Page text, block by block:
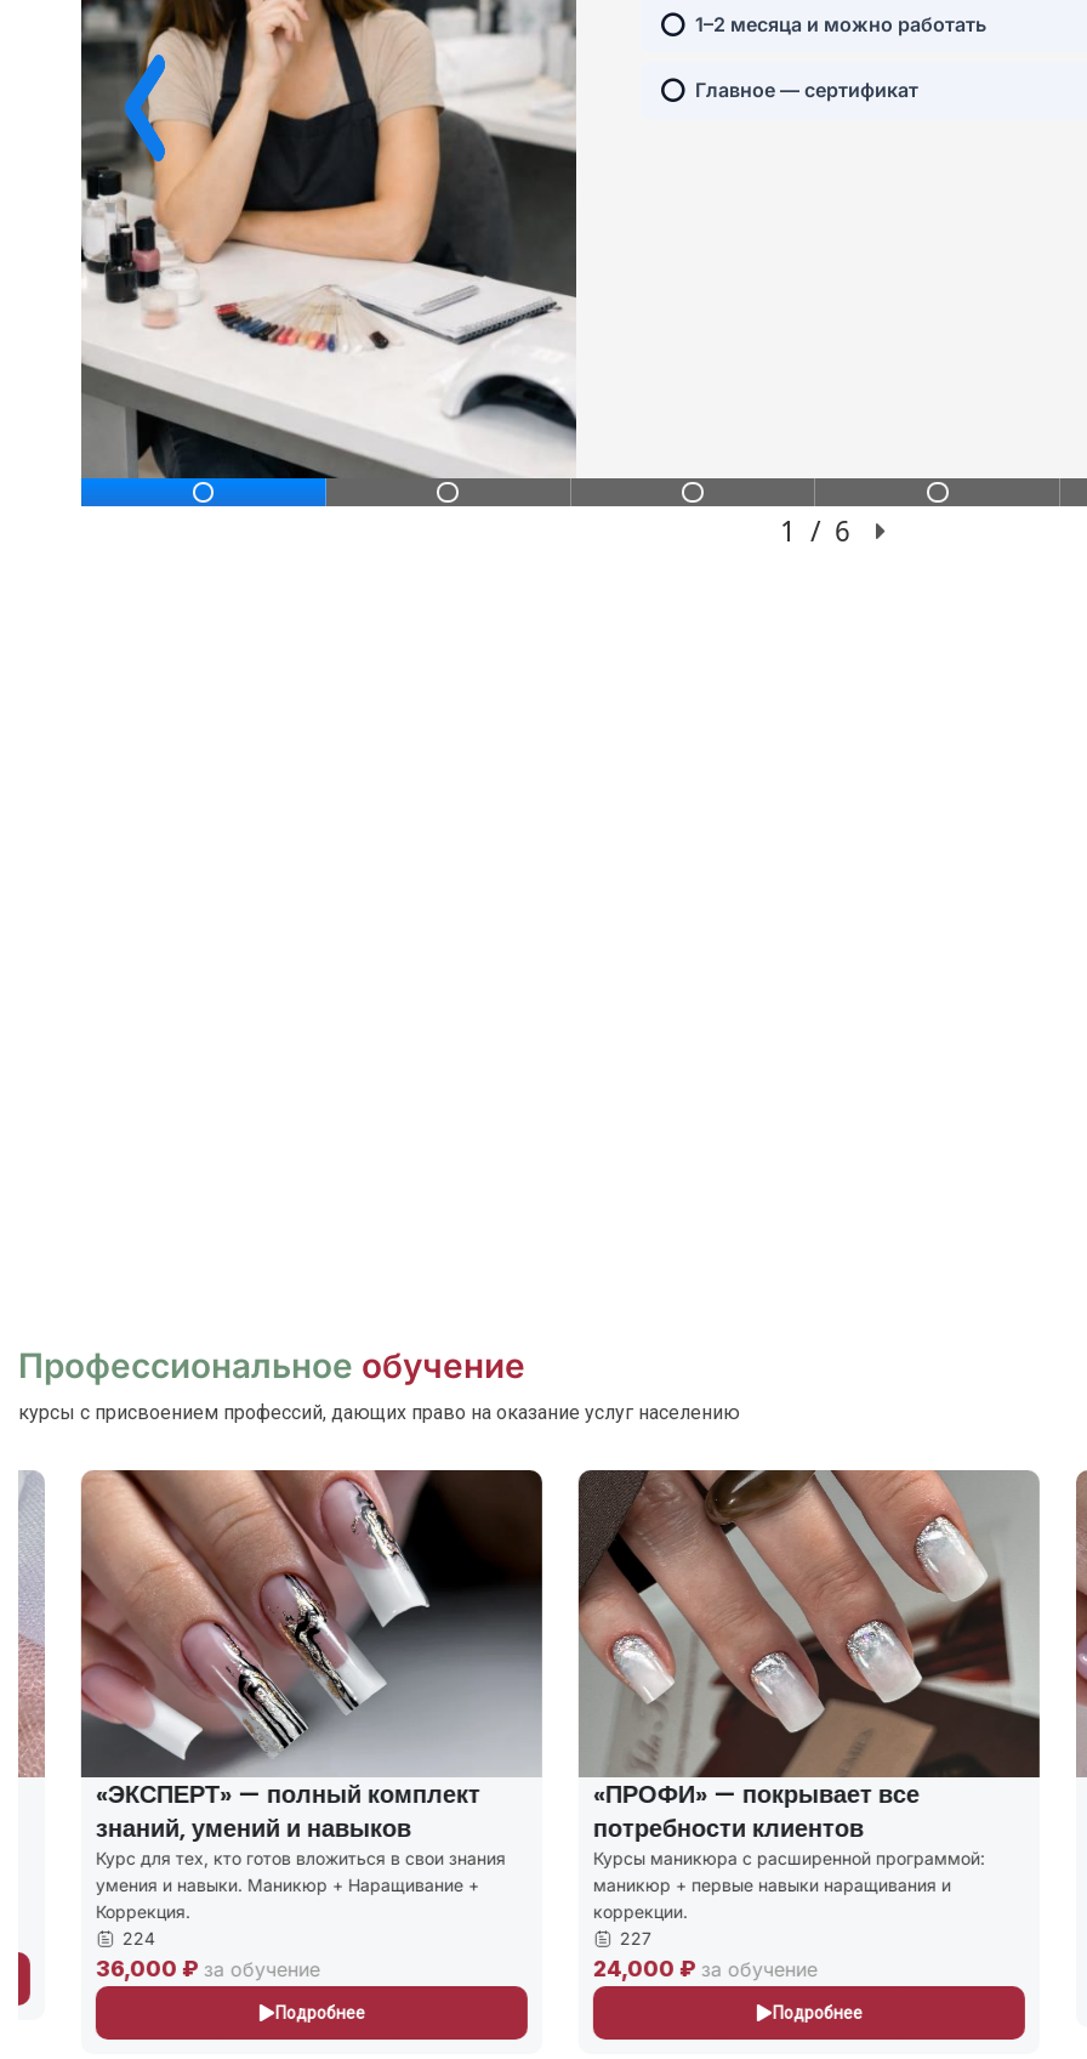
Профессиональное обучение
курсы с присвоением профессий, дающих право на оказание услуг населению
«ЭКСПЕРТ» — полный комплект
знаний, умений и навыков
Курс для тех, кто готов вложиться в свои знания
умения и навыки. Маникюр + Наращивание +
Коррекция.
36,000 ₽ за обучение
Подробнее
«ПРОФИ» — покрывает все
потребности клиентов
Курсы маникюра с расширенной программой:
маникюр + первые навыки наращивания и
коррекции.
24,000 ₽ за обучение
Подробнее
Курс